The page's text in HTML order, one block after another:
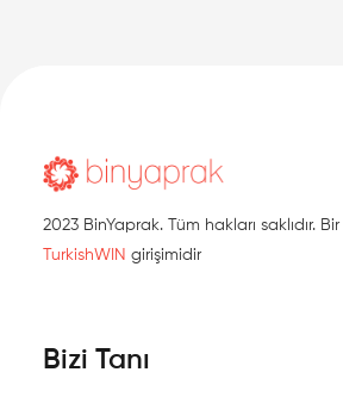
2023 BinYaprak. Tüm hakları saklıdır. Bir
TurkishWIN girişimidir
Bizi Tanı